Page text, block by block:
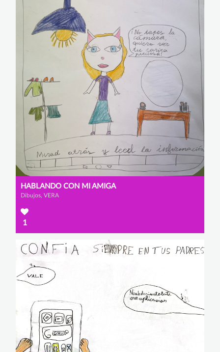
HABLANDO CON MI AMIGA
Dibujos, VERA
1